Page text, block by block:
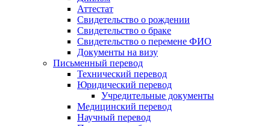
Аттестат
Свидетельство о рождении
Свидетельство о браке
Свидетельство о перемене ФИО
Документы на визу
Письменный перевод
Технический перевод
Юридический перевод
Учредительные документы
Медицинский перевод
Научный перевод